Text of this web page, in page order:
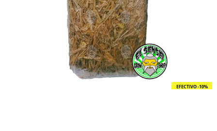
EFECTIVO -10%